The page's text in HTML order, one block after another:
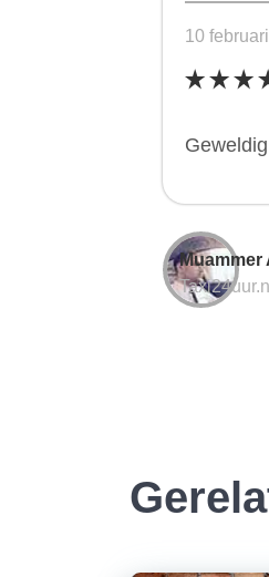
10
Muammer
Taxi24uur.nl